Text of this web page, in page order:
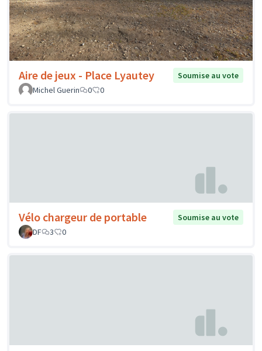
Aire de jeux - Place Lyautey
Soumise au vote
Michel Guerin
0 0
Vélo chargeur de portable
Soumise au vote
DF
3 0